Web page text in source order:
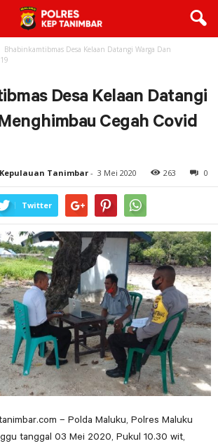
Bhabinkamtibmas Desa Kelaan Datangi Warga Dan
Desa Kelaan Datangi
Cegah Covid
Tanimbar - 3 Mei 2020 263 0
Twitter
– Polda Maluku, Polres Maluku
tanggal 03 Mei 2020, Pukul 10.30 wit,